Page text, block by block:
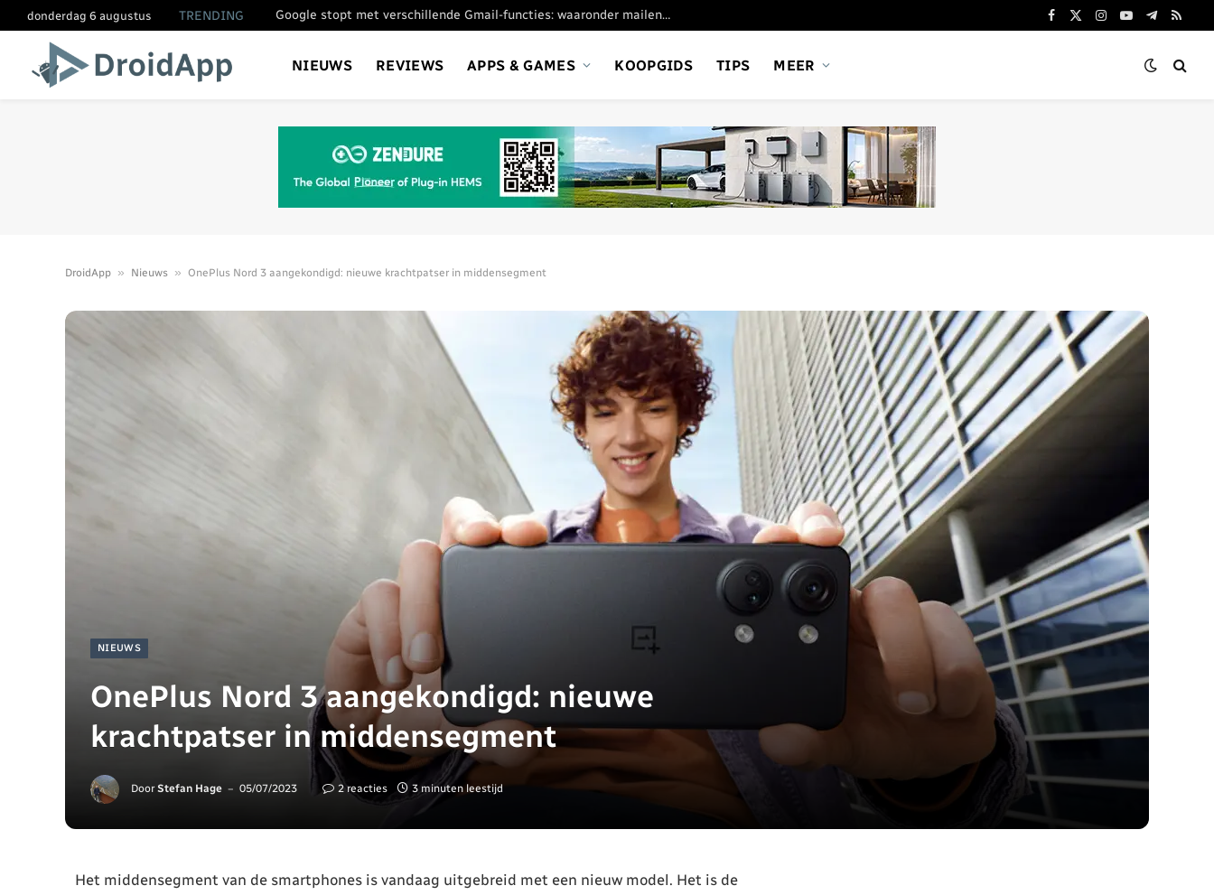
donderdag 6 augustus TRENDING Google stopt met verschillende Gmail-functies: waaronder mailen vanaf andere adresssen
Facebook
X
Instagram
YouTube
Telegram
RSS
NIEUWS REVIEWS APPS & GAMES KOOPGIDS TIPS MEER
DroidApp » Nieuws » OnePlus Nord 3 aangekondigd: nieuwe krachtpatser in middensegment
NIEUWS
OnePlus Nord 3 aangekondigd: nieuwe
krachtpatser in middensegment
Door Stefan Hage 05/07/2023 2 reacties 3 minuten leestijd
Het middensegment van de smartphones is vandaag uitgebreid met een nieuw model. Het is de